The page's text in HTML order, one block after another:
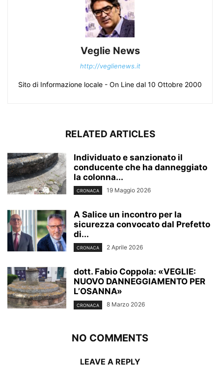
Veglie News
http://veglienews.it
Sito di Informazione locale - On Line dal 10 Ottobre 2000
RELATED ARTICLES
Individuato e sanzionato il
conducente che ha danneggiato
la colonna...
CRONACA 19 Maggio 2026
A Salice un incontro per la
sicurezza convocato dal Prefetto
di...
CRONACA 2 Aprile 2026
dott. Fabio Coppola: «VEGLIE:
NUOVO DANNEGGIAMENTO PER
L’OSANNA»
CRONACA 8 Marzo 2026
NO COMMENTS
LEAVE A REPLY